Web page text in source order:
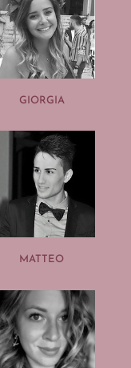
GIORGIA
MATTEO